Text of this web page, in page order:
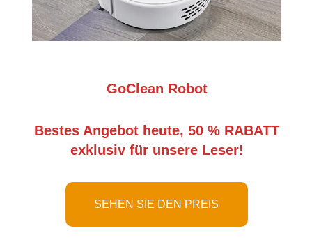
GoClean Robot
Bestes Angebot heute, 50 % RABATT
exklusiv für unsere Leser!
SEHEN SIE DEN PREIS